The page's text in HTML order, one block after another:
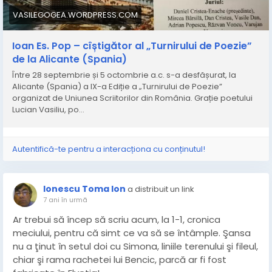
https://www.paltalk.com/linkcheck?
url=https://restaurant-la-cantina-figueres-vilafant-
les-
forques.business.site/posts/4317594101255794663
Mă întorc în auto sechestrarea de acasă, dintre
amintirile mele esenţiale. Mă urmăresc încă impresiile.
Şi cele două personaje, fără cap din tabloul cu ouă de
la Galerie. Fac legături, mă uit la televizor, mă pun la
punct cu ultimele evenimente din China şi Italia
răsfoiesc incidentul din aeroport cu românul încoronat
din Spania şi constat ce neînsemnat de firavi suntem.
https://pasareacetii.blogspot.com/2020/03/nimic-
VASILEGOGEA.WORDPRESS.COM
Ioan Es. Pop – cîștigător al „Turnirului de Poezie”
de la Alicante (Spania)
Între 28 septembrie și 5 octombrie a.c. s-a desfășurat, la
Alicante (Spania) a IX-a Ediție a „Turnirului de Poezie”
organizat de Uniunea Scriitorilor din România. Grație poetului
Lucian Vasiliu, po…
Autentifică-te pentru a interacționa cu conținutul!
Ionescu Toma Ion a distribuit un link
7 ani în urmă
Ar trebui să încep să scriu acum, la 1-1, cronica
meciului, pentru că simt ce va să se întâmple. Şansa
nu a ţinut în setul doi cu Simona, liniile terenului şi fileul,
chiar şi rama rachetei lui Bencic, parcă ar fi fost